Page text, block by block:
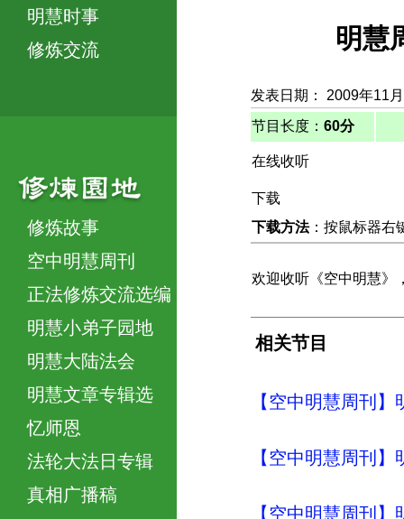
明慧时事
修炼交流
修炼故事
空中明慧周刊
正法修炼交流选编
明慧小弟子园地
明慧大陆法会
明慧文章专辑选
忆师恩
法轮大法日专辑
真相广播稿
明慧
发表日期： 2009年11
节目长度： 60分
在线收听
下载
下载方法：按鼠标器右
欢迎收听《空中明慧》
相关节目
【空中明慧周刊
【空中明慧周刊
【空中明慧周刊